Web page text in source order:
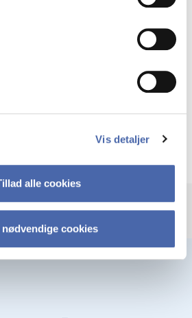
Vis detaljer
alle cookies
nødvendige cookies
i uge 43. Læs nærmere om